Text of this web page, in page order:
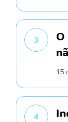
3
15
4